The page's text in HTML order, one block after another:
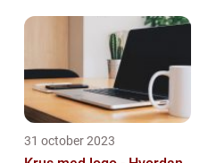
31 october 2023